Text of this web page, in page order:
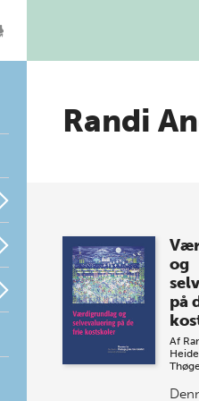
Randi
og
på
Af